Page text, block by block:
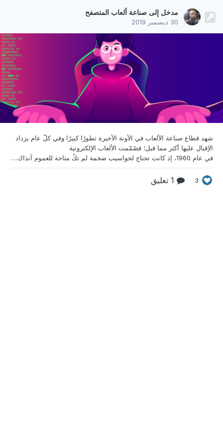
مدخل إلى صناعة ألعاب المتصفح
30 ديسمبر 2019
شهد قطاع صناعة الألعاب في الأونة الأخيرة تطورًا كبيرًا وفي كلّ عام يزداد
الإقبال عليها أكثر مما قبل؛ فصُمّمت الألعاب الإلكترونية
في عام 1960، إذ كانت تحتاج لحواسيب ضخمة لم تكُ متاحة للعموم آنذاك. وبعد ذلك بعشر سنوات تطورت الألعاب لتصبح تجارية في عام 1970، وذلك مع مجيء أول أجهزة الألعاب الإلكترونية والحواسيب المنزلية. ونظرًا إلى القدرات المنخفضة للحواسيب آنذاك كان بإمكان مطوّر واحد أن يُنتج لعبة بكاملها. ولكن عند مطلع القرن 21 ومع تزايد قدرات الحواسيب على معالجة البيانات، وتصاعد توقعات المست
3